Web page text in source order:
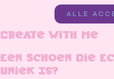
ALLE
Create With Me
Een Schoen Die
Uniek Is?